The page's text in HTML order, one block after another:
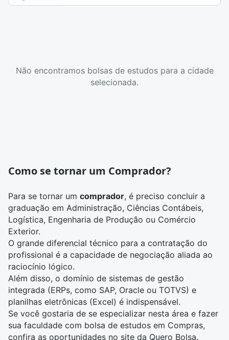
Não encontramos bolsas de estudos para a cidade
selecionada.
Como se tornar um Comprador?
Para se tornar um comprador, é preciso concluir a
graduação em Administração, Ciências Contábeis,
Logística, Engenharia de Produção ou Comércio
Exterior.
O grande diferencial técnico para a contratação do
profissional é a capacidade de negociação aliada ao
raciocínio lógico.
Além disso, o domínio de sistemas de gestão
integrada (ERPs, como SAP, Oracle ou TOTVS) e
planilhas eletrônicas (Excel) é indispensável.
Se você gostaria de se especializar nesta área e fazer
sua faculdade com bolsa de estudos em Compras,
confira as oportunidades no site da Quero Bolsa.